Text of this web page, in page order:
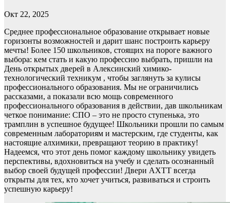
Окт 22, 2025
Среднее профессиональное образование открывает новые
горизонты возможностей и дарит шанс построить карьеру
мечты! Более 150 школьников, стоящих на пороге важного
выбора: кем стать и какую профессию выбрать, пришли на
День открытых дверей в Алексинский химико-
технологический техникум , чтобы заглянуть за кулисы
профессионального образования. Мы не ограничились
рассказами, а показали всю мощь современного
профессионального образования в действии, дав школьникам
четкое понимание: СПО – это не просто ступенька, это
трамплин в успешное будущее! Школьники прошли по самым
современным лабораториям и мастерским, где студенты, как
настоящие алхимики, превращают теорию в практику!
Надеемся, что этот день помог каждому школьнику увидеть
перспективы, вдохновиться на учебу и сделать осознанный
выбор своей будущей профессии! Двери АХТТ всегда
открыты для тех, кто хочет учиться, развиваться и строить
успешную карьеру!